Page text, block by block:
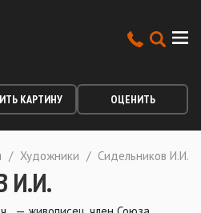
КАРТИНУ ОЦЕНИТЬ
/ Художники / Сидельников И.И.
И.И.